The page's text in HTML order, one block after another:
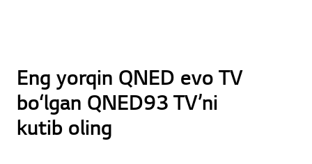
Eng yorqin QNED evo TV
bo‘lgan QNED93 TV’ni
kutib oling